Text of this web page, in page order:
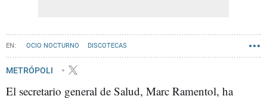
OCIO NOCTURNO DISCOTECAS
METRÓPOLI
El secretario general de Salud, Marc Ramentol, ha